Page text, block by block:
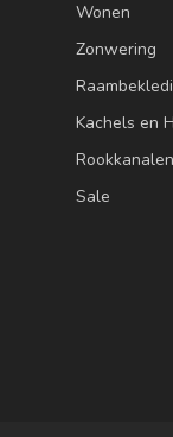
Wonen
Zonwering
Kachels en
Rookkanalen
Sale